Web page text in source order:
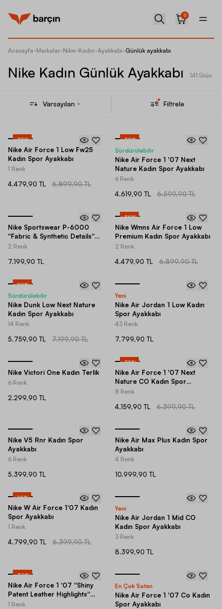
0
Anasayfa-Markalar-Nike-Kadın-Ayakkabı-Günlük ayakkabı
Nike Kadın Günlük Ayakkabı 141 Ürün
Varsayılan Filtrele
-35%
Nike Air Force 1 Low Fw25
Kadın Spor Ayakkabı
1 Renk
4.479,90 TL 6.899,90 TL
-30%
Sürdürülebilir
Nike Air Force 1 '07 Next
Nature Kadın Spor Ayakkabı
6 Renk
4.619,90 TL 6.599,90 TL
Nike Sportswear P-6000
''Fabric & Synthetic Details''
Spor Ayakkabı
2 Renk
7.199,90 TL
-35%
Nike Wmns Air Force 1 Low
Premium Kadın Spor Ayakkabı
2 Renk
4.479,90 TL 6.899,90 TL
-20%
Sürdürülebilir
Nike Dunk Low Next Nature
Kadın Spor Ayakkabı
14 Renk
5.759,90 TL 7.199,90 TL
Yeni
Nike Air Jordan 1 Low Kadın
Spor Ayakkabı
43 Renk
7.799,90 TL
Nike Victori One Kadın Terlik
6 Renk
2.299,90 TL
-35%
Nike Air Force 1 '07 Next
Nature CO Kadın Spor
Ayakkabı
8 Renk
4.159,90 TL 6.399,90 TL
Nike V5 Rnr Kadın Spor
Ayakkabı
6 Renk
5.399,90 TL
Nike Air Max Plus Kadın Spor
Ayakkabı
4 Renk
10.999,90 TL
-25%
Nike W Air Force 1'07 Kadın
Spor Ayakkabı
1 Renk
4.799,90 TL 6.399,90 TL
Yeni
Nike Air Jordan 1 Mid CO
Kadın Spor Ayakkabı
3 Renk
8.399,90 TL
-30%
Nike Air Force 1 '07 ''Shiny
Patent Leather Highlights''
Kadın Spor Ayakkabı
1 Renk
En Çok Satan
Nike Air Force 1 '07 Co Kadın
Spor Ayakkabı